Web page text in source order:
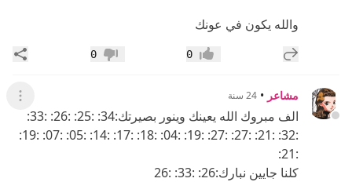
والله يكون في عونك
إضافة رد جديد إعجاب0 عدم إعجاب
0
مشاعر • 24 سنة عرض
الف مبروك الله يعينك وينور بصيرتك:34: :25: :26: :33:
:32: :21: :27: :27: :19: :04: :18: :17: :14: :05: :07: :19:
:21:
كلنا جايين نبارك:26: :33: :26